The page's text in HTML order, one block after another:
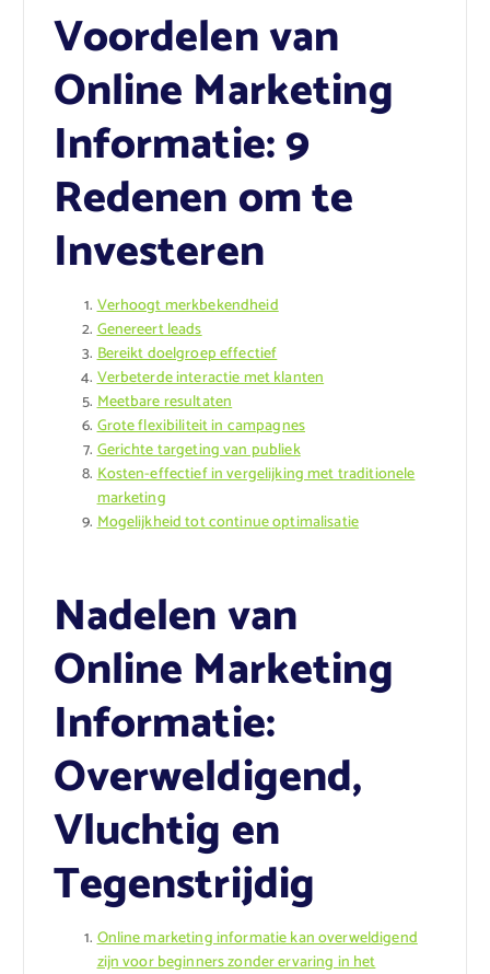
Voordelen van
Online Marketing
Informatie: 9
Redenen om te
Investeren
Verhoogt merkbekendheid
Genereert leads
Bereikt doelgroep effectief
Verbeterde interactie met klanten
Meetbare resultaten
Grote flexibiliteit in campagnes
Gerichte targeting van publiek
Kosten-effectief in vergelijking met traditionele
marketing
Mogelijkheid tot continue optimalisatie
Nadelen van
Online Marketing
Informatie:
Overweldigend,
Vluchtig en
Tegenstrijdig
Online marketing informatie kan overweldigend
zijn voor beginners zonder ervaring in het